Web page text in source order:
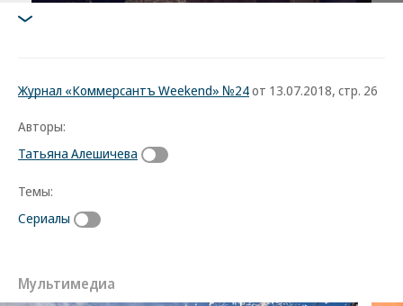
Журнал «Коммерсантъ Weekend» №24от 13.07.2018, стр. 26
Авторы:
Татьяна Алешичева
Темы:
Сериалы
Мультимедиа